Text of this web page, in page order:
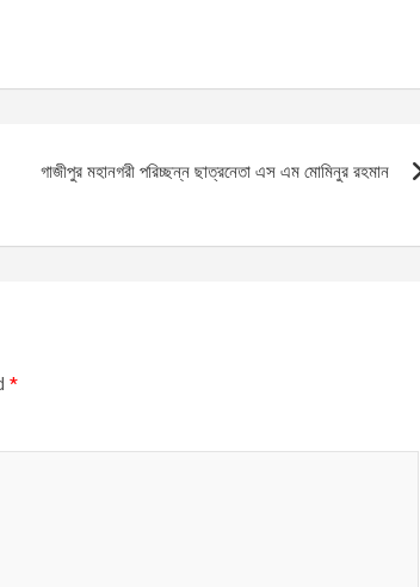
গাজীপুর মহানগরী পরিচ্ছন্ন ছাত্রনেতা এস এম মোমিনুর রহমান
*